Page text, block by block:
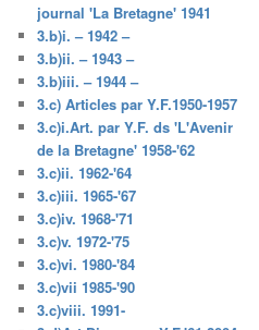
journal 'La Bretagne' 1941
3.b)i. – 1942 –
3.b)ii. – 1943 –
3.b)iii. – 1944 –
3.c) Articles par Y.F.1950-1957
3.c)i.Art. par Y.F. ds 'L'Avenir
de la Bretagne' 1958-'62
3.c)ii. 1962-'64
3.c)iii. 1965-'67
3.c)iv. 1968-'71
3.c)v. 1972-'75
3.c)vi. 1980-'84
3.c)vii 1985-'90
3.c)viii. 1991-